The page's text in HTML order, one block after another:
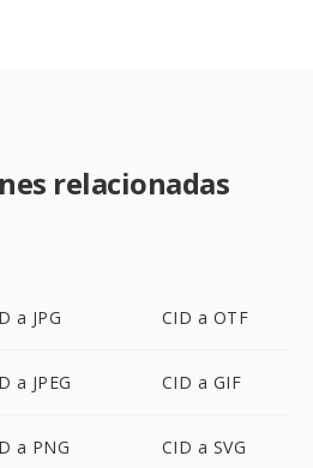
relacionadas
a JPG CID a OTF
a JPEG CID a GIF
a PNG CID a SVG